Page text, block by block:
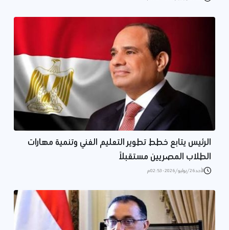
الرئيس يتابع خطط تطوير التعليم الفني وتنمية مهارات
الطلاب المصريين مستقبلاً
الأحد 26/يوليو/2026 - 02:53 م